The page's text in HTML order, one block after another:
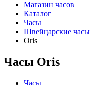
Магазин часов
Каталог
Часы
Швейцарские часы
Oris
Часы Oris
Часы